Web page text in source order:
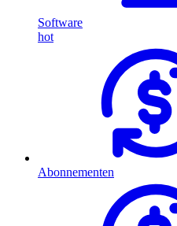
Software
hot
Abonnementen